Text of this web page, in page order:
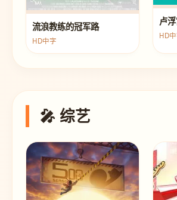
流浪教练的冠军路
HD中字
卢
HD
🎤 综艺